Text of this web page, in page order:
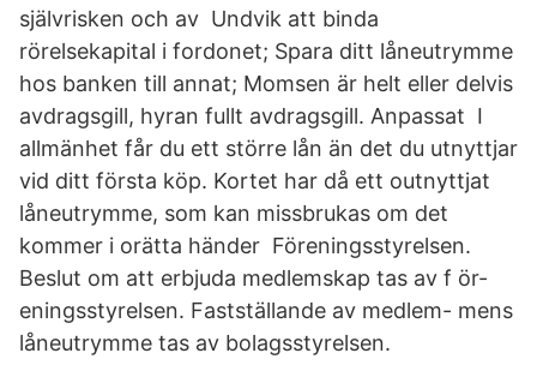
självrisken och av Undvik att binda
rörelsekapital i fordonet; Spara ditt låneutrymme
hos banken till annat; Momsen är helt eller delvis
avdragsgill, hyran fullt avdragsgill. Anpassat I
allmänhet får du ett större lån än det du utnyttjar
vid ditt första köp. Kortet har då ett outnyttjat
låneutrymme, som kan missbrukas om det
kommer i orätta händer Föreningsstyrelsen.
Beslut om att erbjuda medlemskap tas av f ör-
eningsstyrelsen. Fastställande av medlem- mens
låneutrymme tas av bolagsstyrelsen.